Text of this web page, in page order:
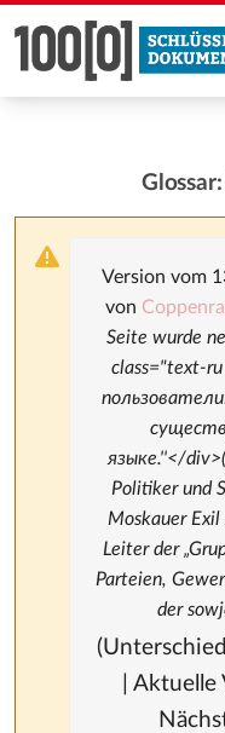
Version vom
von
Seite wurde
class="text-
языке.''</
Politiker und
Moskauer
Leiter der
Parteien,
der
|